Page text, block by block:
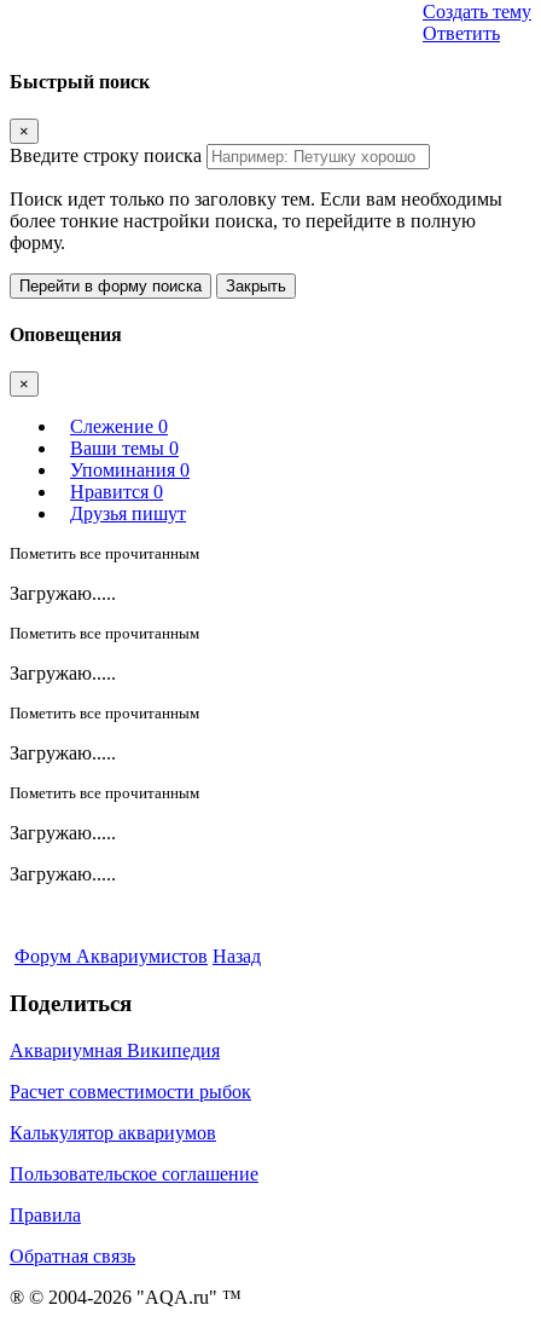
Создать тему
Ответить
Быстрый поиск
×
Введите строку поиска
Поиск идет только по заголовку тем. Если вам необходимы
более тонкие настройки поиска, то перейдите в полную
форму.
Перейти в форму поиска Закрыть
Оповещения
×
Слежение 0
Ваши темы 0
Упоминания 0
Нравится 0
Друзья пишут
Пометить все прочитанным
Загружаю.....
Пометить все прочитанным
Загружаю.....
Пометить все прочитанным
Загружаю.....
Пометить все прочитанным
Загружаю.....
Загружаю.....
Форум Аквариумистов Назад
Поделиться
Аквариумная Википедия
Расчет совместимости рыбок
Калькулятор аквариумов
Пользовательское соглашение
Правила
Обратная связь
® © 2004-2026 "AQA.ru" ™